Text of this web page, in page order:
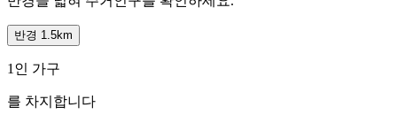
반경 1.5km
1인 가구
를 차지합니다